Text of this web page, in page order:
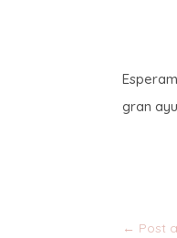
gran
← Post